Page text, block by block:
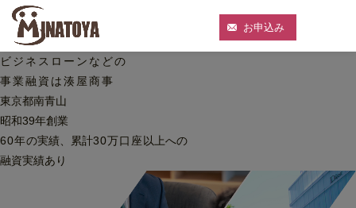
お申込み
ビジネスローンなどの
事業融資は湊屋商事
東京都南青山
昭和39年創業
60年の実績、累計30万口座 以上への
融資実績あり